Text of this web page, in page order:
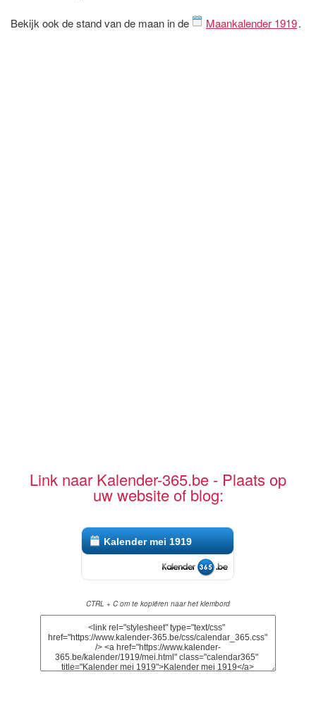
Bekijk ook de stand van de maan in de Maankalender 1919.
Link naar Kalender-365.be - Plaats op
uw website of blog:
Kalender mei 1919
CTRL + C om te kopiëren naar het klembord